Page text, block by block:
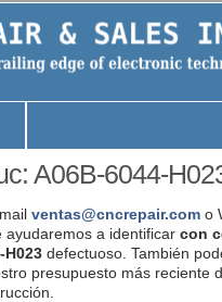
A06B-6044-
ventas@cncrepair.como
a identificar con
H023defectuoso. También
presupuesto más reciente